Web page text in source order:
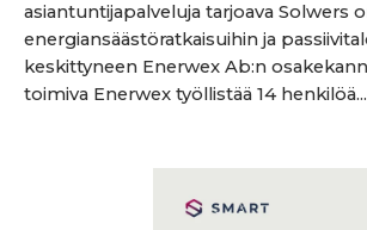
asiantuntijapalveluja tarjoava Solwers
energiansäästöratkaisuihin ja
keskittyneen Enerwex Ab:n
toimiva Enerwex työllistää 14